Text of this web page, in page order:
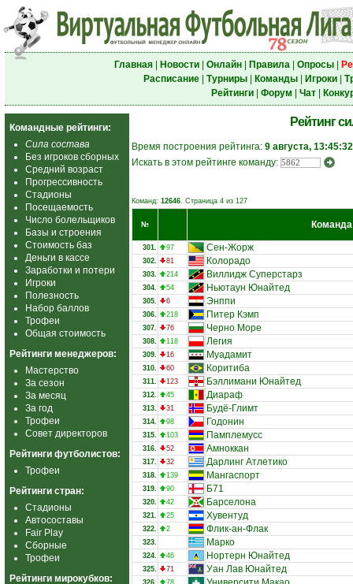
Главная| Новости| Онлайн| Правила| Опросы|
Расписание| Турниры| Команды| Игроки|
Рейтинги| Форум Чат|
Командные рейтинги:
Сила состава
Без игроков сборных
Средний возраст
Прогрессивность
Стадионы
Посещаемость
Число болельщиков
Базы и строения
Стоимость баз
Деньги в кассе
Заработки и потери
Игроки
Полезность
Набор баллов
Трофеи
Общая стоимость
Рейтинги менеджеров:
Мастерство
За сезон
За месяц
За год
Трофеи
Совет директоров
Рейтинги футболистов:
Трофеи
Рейтинги стран:
Стадионы
Автосоставы
Fair Play
Сборные
Трофеи
Рейтинги мирокубков:
Рейтинг
Время построения рейтинга: 9 августа, 13:45:32
Искать в этом рейтинге команду:
Команд: 12646. Страница 4 из 127
№ Команда
301. 97 Сен-Жорж
302. 81 Колорадо
303. 214 Виллидж Суперстарз
304. 54 Ньютаун Юнайтед
305. 6 Энппи
306. 218 Питер Кэмп
307. 76 Черно Море
308. 118 Легия
309. 16 Муадамит
310. 60 Коритиба
311. 123 Бэллимани Юнайтед
312. 45 Диараф
313. 31 Будё-Глимт
314. 98 Годонин
315. 103 Памплемусс
316. 52 Амноккан
317. 32 Дарлинг Атлетико
318. 139 Мангаспорт
319. 90 Б71
320. 42 Барселона
321. 25 Хувентуд
322. 2 Флик-ан-Флак
323. Марко
324. 46 Нортерн Юнайтед
325. 71 Уан Лав Юнайтед
326. 78